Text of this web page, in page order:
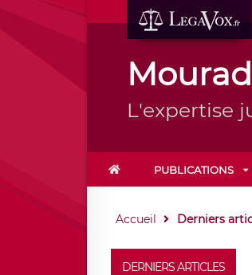
L'expertise
PUBLICATIONS
Accueil Derniers
DERNIERS ARTICLES